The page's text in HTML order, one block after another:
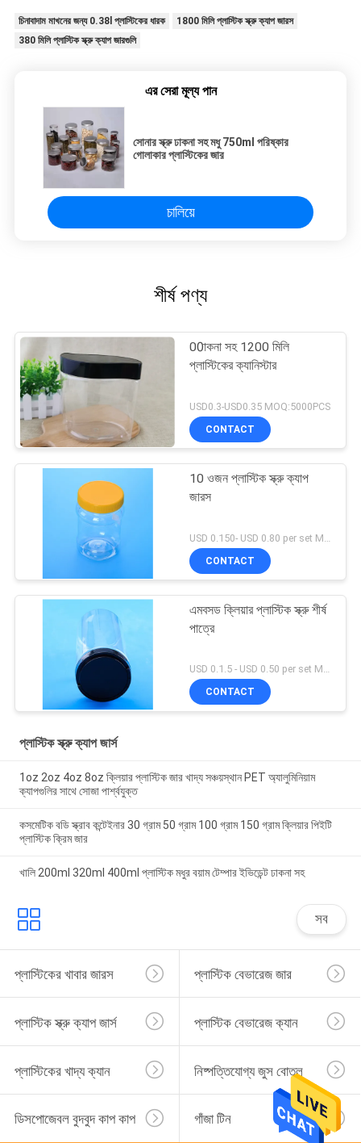
চিনাবাদাম মাখনের জন্য 0.38l প্লাস্টিকের ধারক
1800 মিলি প্লাস্টিক স্ক্রু ক্যাপ জারস
380 মিলি প্লাস্টিক স্ক্রু ক্যাপ জারগুলি
এর সেরা মূল্য পান
সোনার স্ক্রু ঢাকনা সহ মধু 750ml পরিষ্কার
গোলাকার প্লাস্টিকের জার
চালিয়ে
শীর্ষ পণ্য
00াকনা সহ 1200 মিলি
প্লাস্টিকের ক্যানিস্টার
USD0.3-USD0.35 MOQ:5000PCS
CONTACT
10 ওজন প্লাস্টিক স্ক্রু ক্যাপ
জারস
CONTACT
এমবসড ক্লিয়ার প্লাস্টিক স্ক্রু শীর্ষ
পাত্রে
USD 0.1.5 - USD 0.50 per set MOQ:10000SET
CONTACT
প্লাস্টিক স্ক্রু ক্যাপ জার্স
1oz 2oz 4oz 8oz ক্লিয়ার প্লাস্টিক জার খাদ্য সঞ্চয়স্থান PET অ্যালুমিনিয়াম
ক্যাপগুলির সাথে সোজা পার্শ্বযুক্ত
কসমেটিক বডি স্ক্রাব কন্টেইনার 30 গ্রাম 50 গ্রাম 100 গ্রাম 150 গ্রাম ক্লিয়ার পিইটি
প্লাস্টিক ক্রিম জার
খালি 200ml 320ml 400ml প্লাস্টিক মধুর বয়াম টেম্পার ইভিডেন্ট ঢাকনা সহ
সব
প্লাস্টিকের খাবার জারস প্লাস্টিক বেভারেজ জার
প্লাস্টিক স্ক্রু ক্যাপ জার্স প্লাস্টিক বেভারেজ ক্যান
প্লাস্টিকের খাদ্য ক্যান নিষ্পত্তিযোগ্য জুস বোতল
ডিসপোজেবল বুদবুদ কাপ কাপ গাঁজা টিন